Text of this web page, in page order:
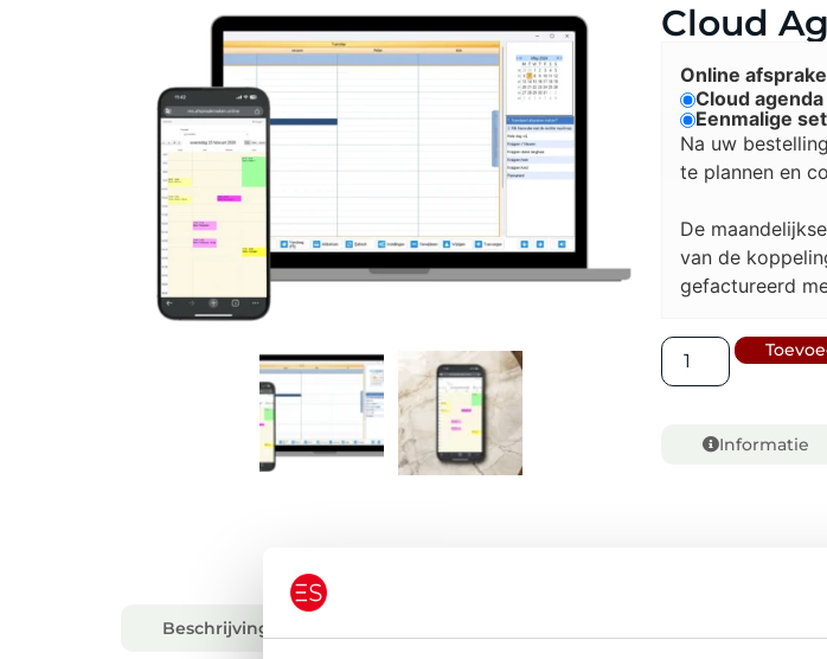
Cloud
Online
Cloud
Eenmalige
Na uw
te plannen en
De
van de
gefactureerd
Informatie
Beschrijving